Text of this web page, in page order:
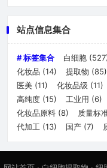
站点信息集合
# 标签集合 白细胞
化妆品 (14) 提取物 (85)
医美 (11) 化妆品级 (11)
高纯度 (15) 工业用 (6)
化妆品原料 (8) 质量标
代加工 (13) 国产 (7)